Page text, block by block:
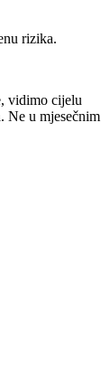
rizika.
vidimo cijelu
Ne u mjesečnim